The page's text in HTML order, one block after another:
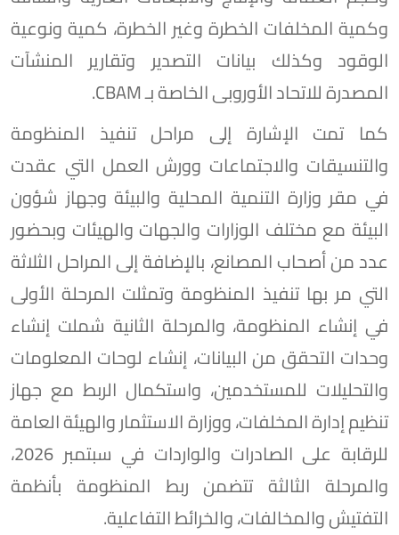
وكمية المخلفات الخطرة وغير الخطرة، كمية ونوعية
الوقود وكذلك بيانات التصدير وتقارير المنشآت
المصدرة للاتحاد الأوروبى الخاصة بـ CBAM.
كما تمت الإشارة إلى مراحل تنفيذ المنظومة
والتنسيقات والاجتماعات وورش العمل التي عقدت
في مقر وزارة التنمية المحلية والبيئة وجهاز شؤون
البيئة مع مختلف الوزارات والجهات والهيئات وبحضور
عدد من أصحاب المصانع، بالإضافة إلى المراحل الثلاثة
التي مر بها تنفيذ المنظومة وتمثلت المرحلة الأولى
في إنشاء المنظومة، والمرحلة الثانية شملت إنشاء
وحدات التحقق من البيانات، إنشاء لوحات المعلومات
والتحليلات للمستخدمين، واستكمال الربط مع جهاز
تنظيم إدارة المخلفات، ووزارة الاستثمار والهيئة العامة
للرقابة على الصادرات والواردات في سبتمبر 2026،
والمرحلة الثالثة تتضمن ربط المنظومة بأنظمة
التفتيش والمخالفات، والخرائط التفاعلية.